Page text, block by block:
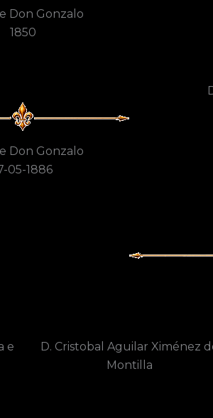
Don Gonzalo
1850
Don Gonzalo
05-1886
e
D. Cristobal Aguilar Ximénez
Montilla